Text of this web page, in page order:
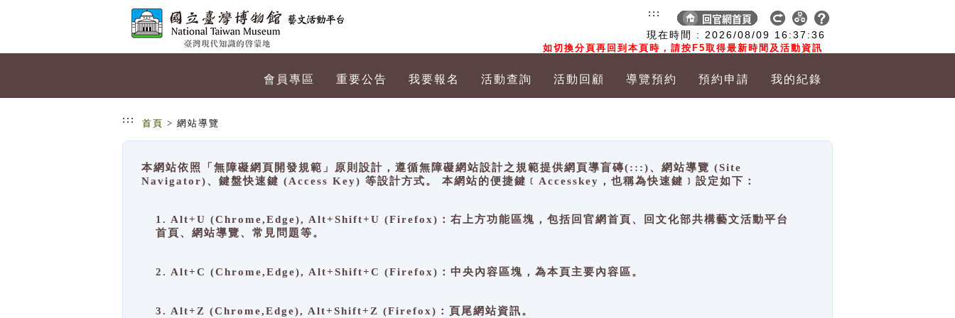
現在時間 : 2026/08/09 16:37:37
如切換分頁再回到本頁時，請按F5取得最新時間及活動資訊
:::
會員專區 重要公告 我要報名 活動查詢 活動回顧 導覽預約 預約申請 我的紀錄
::: 首頁 > 網站導覽
本網站依照「無障礙網頁開發規範」原則設計，遵循無障礙網站設計之規範提供網頁導盲磚(:::)、網站導覽 (Site
Navigator)、鍵盤快速鍵 (Access Key) 等設計方式。 本網站的便捷鍵﹝Accesskey，也稱為快速鍵﹞設定如下：
1. Alt+U (Chrome,Edge), Alt+Shift+U (Firefox)：右上方功能區塊，包括回官網首頁、回文化部共構藝文活動平台
首頁、網站導覽、常見問題等。
2. Alt+C (Chrome,Edge), Alt+Shift+C (Firefox)：中央內容區塊，為本頁主要內容區。
3. Alt+Z (Chrome,Edge), Alt+Shift+Z (Firefox)：頁尾網站資訊。